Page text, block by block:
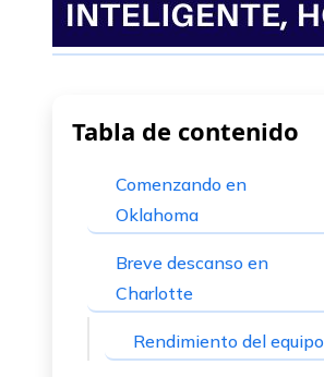
Tabla de contenido
Comenzando en
Oklahoma
Breve descanso en
Charlotte
Rendimiento del equipo